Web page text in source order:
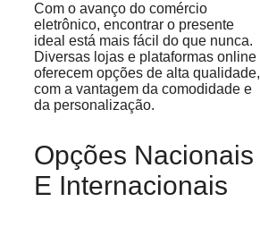
Com o avanço do comércio
eletrônico, encontrar o presente
ideal está mais fácil do que nunca.
Diversas lojas e plataformas online
oferecem opções de alta qualidade,
com a vantagem da comodidade e
da personalização.
Opções Nacionais
E Internacionais